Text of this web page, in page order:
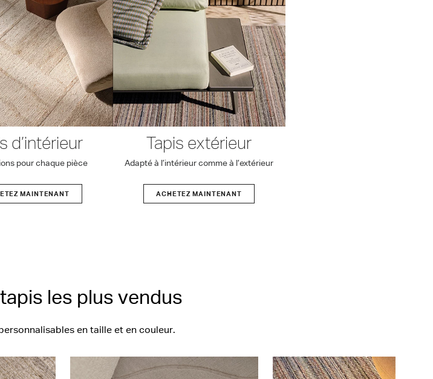
d’intérieur
pour chaque pièce
MAINTENANT
Tapis extérieur
Adapté à l’intérieur comme à l’extérieur
ACHETEZ MAINTENANT
les plus vendus
en taille et en couleur.